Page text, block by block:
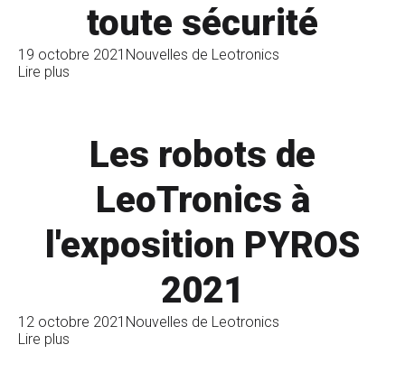
toute sécurité
19 octobre 2021 Nouvelles de Leotronics
Lire plus
Les robots de
LeoTronics à
l'exposition PYROS
2021
12 octobre 2021 Nouvelles de Leotronics
Lire plus